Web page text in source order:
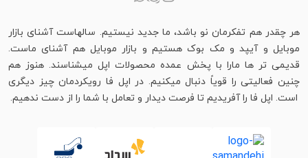
هر چقدر هم تفکرمان نو باشد، ما جدید نیستیم. سالهاست آشنای بازار
موبایل و آیپد و مک بوک هستیم و بازار موبایل هم آشنای ماست.
قدیمی تر ها مارا با پخش عمده محصولات اپل میشناسند. هنوز هم
چنین فعالیتی را قویاً دنبال میکنیم. در اپل فا رویکردمان چیز دیگری
است. اپل فا را آفریدیم تا فرصت دیدار و تعامل با شما را از دست ندهیم.